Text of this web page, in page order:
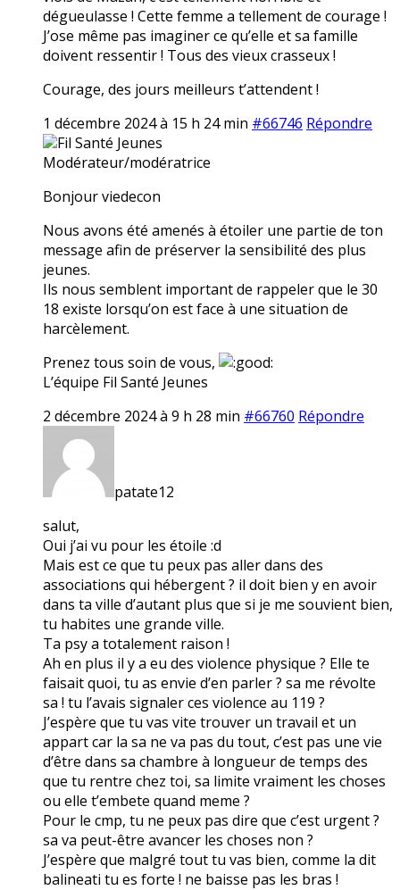
dégueulasse ! Cette femme a tellement de courage !
J’ose même pas imaginer ce qu’elle et sa famille
doivent ressentir ! Tous des vieux crasseux !
Courage, des jours meilleurs t’attendent !
1 décembre 2024 à 15 h 24 min #66746 Répondre
Fil Santé Jeunes
Modérateur/modératrice
Bonjour viedecon
Nous avons été amenés à étoiler une partie de ton
message afin de préserver la sensibilité des plus
jeunes.
Ils nous semblent important de rappeler que le 30
18 existe lorsqu’on est face à une situation de
harcèlement.
Prenez tous soin de vous,
L’équipe Fil Santé Jeunes
2 décembre 2024 à 9 h 28 min #66760 Répondre
patate12
salut,
Oui j’ai vu pour les étoile :d
Mais est ce que tu peux pas aller dans des
associations qui hébergent ? il doit bien y en avoir
dans ta ville d’autant plus que si je me souvient bien,
tu habites une grande ville.
Ta psy a totalement raison !
Ah en plus il y a eu des violence physique ? Elle te
faisait quoi, tu as envie d’en parler ? sa me révolte
sa ! tu l’avais signaler ces violence au 119 ?
J’espère que tu vas vite trouver un travail et un
appart car la sa ne va pas du tout, c’est pas une vie
d’être dans sa chambre à longueur de temps des
que tu rentre chez toi, sa limite vraiment les choses
ou elle t’embete quand meme ?
Pour le cmp, tu ne peux pas dire que c’est urgent ?
sa va peut-être avancer les choses non ?
J’espère que malgré tout tu vas bien, comme la dit
balineati tu es forte ! ne baisse pas les bras !